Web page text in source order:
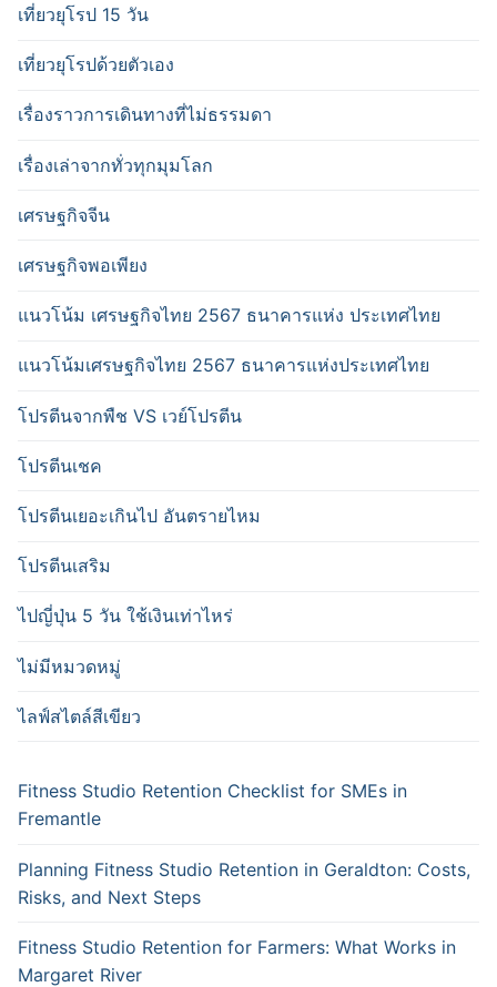
เที่ยวยุโรป 15 วัน
เที่ยวยุโรปด้วยตัวเอง
เรื่องราวการเดินทางที่ไม่ธรรมดา
เรื่องเล่าจากทั่วทุกมุมโลก
เศรษฐกิจจีน
เศรษฐกิจพอเพียง
แนวโน้ม เศรษฐกิจไทย 2567 ธนาคารแห่ง ประเทศไทย
แนวโน้มเศรษฐกิจไทย 2567 ธนาคารแห่งประเทศไทย
โปรตีนจากพืช VS เวย์โปรตีน
โปรตีนเชค
โปรตีนเยอะเกินไป อันตรายไหม
โปรตีนเสริม
ไปญี่ปุ่น 5 วัน ใช้เงินเท่าไหร่
ไม่มีหมวดหมู่
ไลฟ์สไตล์สีเขียว
Fitness Studio Retention Checklist for SMEs in
Fremantle
Planning Fitness Studio Retention in Geraldton: Costs,
Risks, and Next Steps
Fitness Studio Retention for Farmers: What Works in
Margaret River